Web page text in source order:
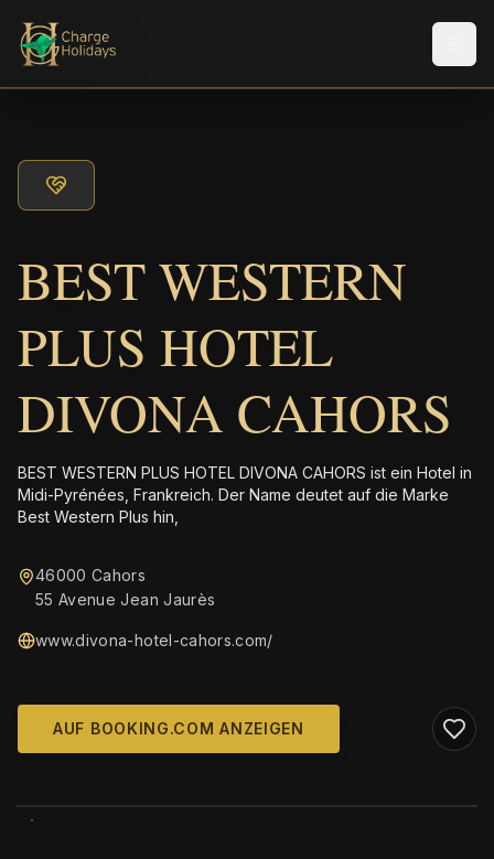
BEST WESTERN
PLUS HOTEL
DIVONA CAHORS
BEST WESTERN PLUS HOTEL DIVONA CAHORS ist ein Hotel in
Midi-Pyrénées, Frankreich. Der Name deutet auf die Marke
Best Western Plus hin,
46000 Cahors
55 Avenue Jean Jaurès
www.divona-hotel-cahors.com/
AUF BOOKING.COM ANZEIGEN